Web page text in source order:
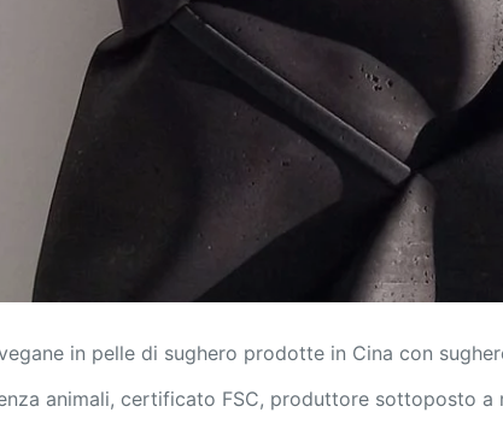
in pelle di sughero prodotte in Cina con
animali, certificato FSC, produttore sottoposto a